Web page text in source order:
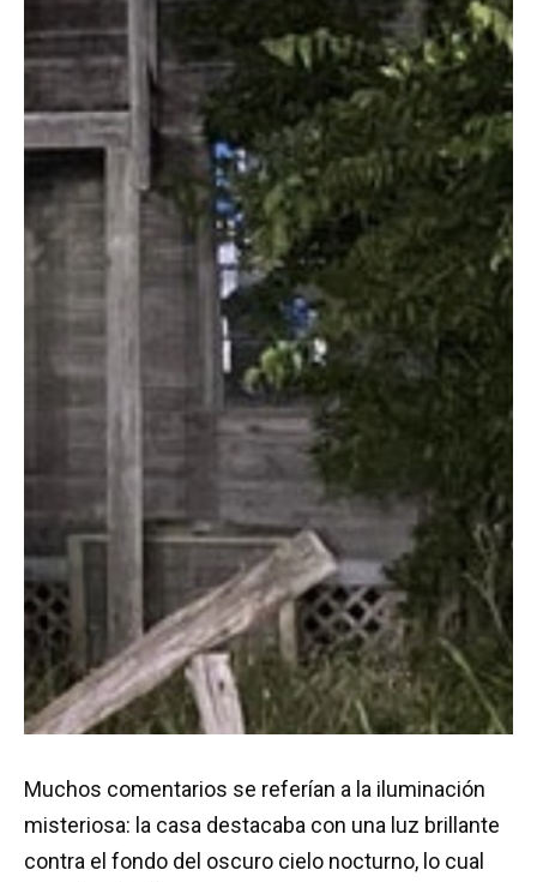
Muchos comentarios se referían a la iluminación
misteriosa: la casa destacaba con una luz brillante
contra el fondo del oscuro cielo nocturno, lo cual